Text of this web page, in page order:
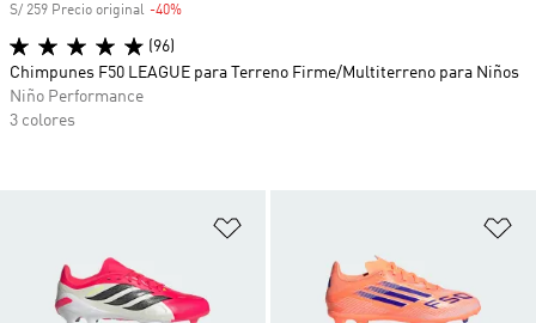
S/ 259 Precio original -40%
(96)
Chimpunes F50 LEAGUE para Terreno Firme/Multiterreno para Niños
Niño Performance
3 colores